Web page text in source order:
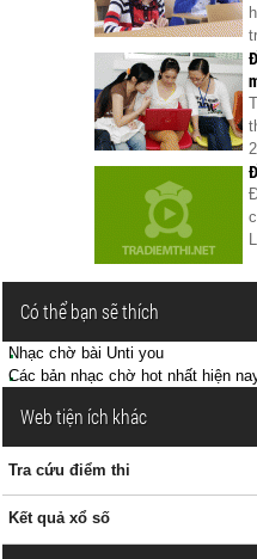
Có thể bạn sẽ thích
Nhạc chờ bài Unti you
Các bản nhạc chờ hot nhất hiện
Web tiện ích khác
Tra cứu điểm thi
Kết quả xổ số